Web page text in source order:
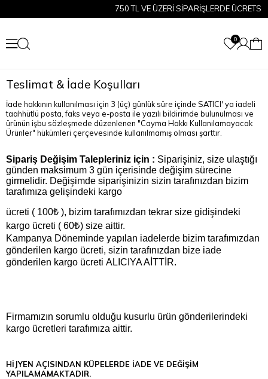
750 TL VE ÜZERİ SİPARİŞLERDE ÜCRETSİZ
0
Teslimat & İade Koşulları
İade hakkının kullanılması için 3 (üç) günlük süre içinde SATICI' ya iadeli
taahhütlü posta, faks veya e-posta ile yazılı bildirimde bulunulması ve
ürünün işbu sözleşmede düzenlenen "Cayma Hakkı Kullanılamayacak
Ürünler" hükümleri çerçevesinde kullanılmamış olması şarttır.
Sipariş Değişim Talepleriniz için : Siparişiniz, size ulaştığı
günden maksimum 3 gün içerisinde değişim sürecine
girmelidir. Değişimde siparişinizin sizin tarafınızdan bizim
tarafımıza gelişindeki kargo
ücreti ( 100₺ ), bizim tarafımızdan tekrar size gidişindeki
kargo ücreti ( 60₺) size aittir.
Kampanya Döneminde yapılan iadelerde bizim tarafımızdan
gönderilen kargo ücreti, sizin tarafınızdan bize iade
gönderilen kargo ücreti ALICIYA AİTTİR.
Firmamızın sorumlu olduğu kusurlu ürün gönderilerindeki
kargo ücretleri tarafımıza aittir.
HİJYEN AÇISINDAN KÜPELERDE İADE VE DEĞİŞİM
YAPILAMAMAKTADIR.